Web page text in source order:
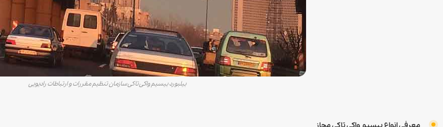
بیلبورد بیسیم واکی تاکی سازمان تنظیم مقررات و ارتباطات رادیویی